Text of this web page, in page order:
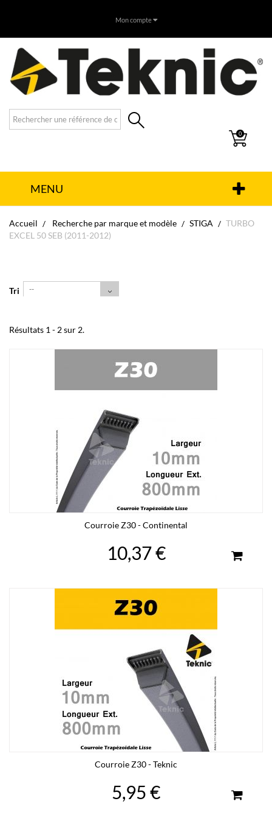
Mon compte
0
MENU
Accueil Recherche par marque et modèle STIGA
TURBO
EXCEL 50 SEB (2011-2012)
Tri --
Résultats 1 - 2 sur 2.
Courroie Z30 - Continental
10,37 €
Courroie Z30 - Teknic
5,95 €